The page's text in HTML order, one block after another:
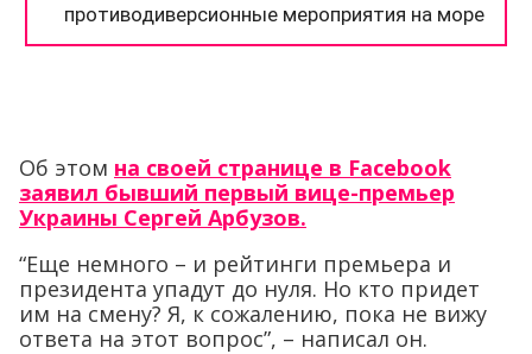
Об этом на своей странице в Facebook
заявил бывший первый вице-премьер
Украины Сергей Арбузов.
“Еще немного – и рейтинги премьера и
президента упадут до нуля. Но кто придет
им на смену? Я, к сожалению, пока не вижу
ответа на этот вопрос”, – написал он.